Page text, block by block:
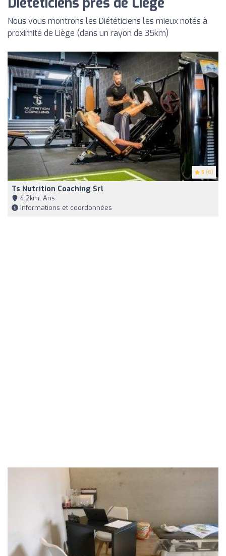
Nous vous montrons les Diététiciens les mieux notés à
proximité de Liège (dans un rayon de 35km)
5 (6)
Ts Nutrition Coaching Srl
4,2km, Ans
Informations et coordonnées